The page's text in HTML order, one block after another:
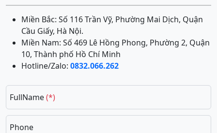
Miền Bắc: Số 116 Trần Vỹ, Phường Mai Dịch, Quận
Cầu Giấy, Hà Nội.
Miền Nam: Số 469 Lê Hồng Phong, Phường 2, Quận
10, Thành phố Hồ Chí Minh
Hotline/Zalo: 0832.066.262
FullName(*)
Phone